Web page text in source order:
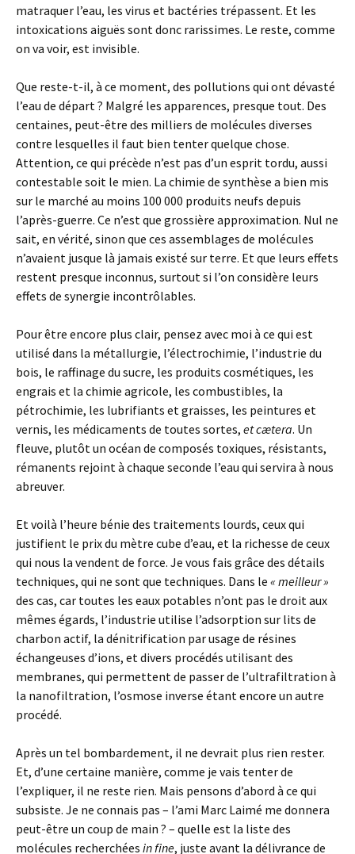
matraquer l’eau, les virus et bactéries trépassent. Et les
intoxications aiguës sont donc rarissimes. Le reste, comme
on va voir, est invisible.
Que reste-t-il, à ce moment, des pollutions qui ont dévasté
l’eau de départ ? Malgré les apparences, presque tout. Des
centaines, peut-être des milliers de molécules diverses
contre lesquelles il faut bien tenter quelque chose.
Attention, ce qui précède n’est pas d’un esprit tordu, aussi
contestable soit le mien. La chimie de synthèse a bien mis
sur le marché au moins 100 000 produits neufs depuis
l’après-guerre. Ce n’est que grossière approximation. Nul ne
sait, en vérité, sinon que ces assemblages de molécules
n’avaient jusque là jamais existé sur terre. Et que leurs effets
restent presque inconnus, surtout si l’on considère leurs
effets de synergie incontrôlables.
Pour être encore plus clair, pensez avec moi à ce qui est
utilisé dans la métallurgie, l’électrochimie, l’industrie du
bois, le raffinage du sucre, les produits cosmétiques, les
engrais et la chimie agricole, les combustibles, la
pétrochimie, les lubrifiants et graisses, les peintures et
vernis, les médicaments de toutes sortes, et cætera. Un
fleuve, plutôt un océan de composés toxiques, résistants,
rémanents rejoint à chaque seconde l’eau qui servira à nous
abreuver.
Et voilà l’heure bénie des traitements lourds, ceux qui
justifient le prix du mètre cube d’eau, et la richesse de ceux
qui nous la vendent de force. Je vous fais grâce des détails
techniques, qui ne sont que techniques. Dans le « meilleur »
des cas, car toutes les eaux potables n’ont pas le droit aux
mêmes égards, l’industrie utilise l’adsorption sur lits de
charbon actif, la dénitrification par usage de résines
échangeuses d’ions, et divers procédés utilisant des
membranes, qui permettent de passer de l’ultrafiltration à
la nanofiltration, l’osmose inverse étant encore un autre
procédé.
Après un tel bombardement, il ne devrait plus rien rester.
Et, d’une certaine manière, comme je vais tenter de
l’expliquer, il ne reste rien. Mais pensons d’abord à ce qui
subsiste. Je ne connais pas – l’ami Marc Laimé me donnera
peut-être un coup de main ? – quelle est la liste des
molécules recherchées in fine, juste avant la délivrance de